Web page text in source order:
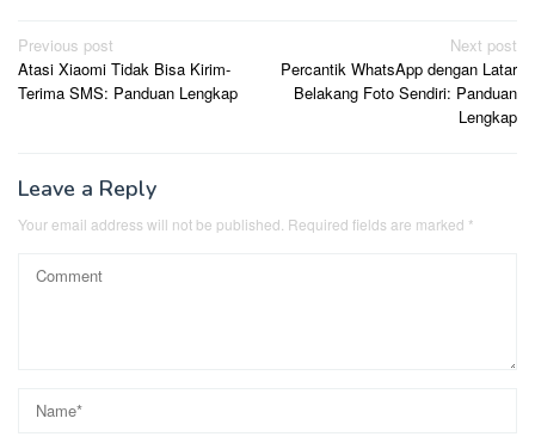
Post
navigation
Previous post
Atasi Xiaomi Tidak Bisa Kirim-
Terima SMS: Panduan Lengkap
Next post
Percantik WhatsApp dengan Latar
Belakang Foto Sendiri: Panduan
Lengkap
Leave a Reply
Your email address will not be published. Required fields are marked *